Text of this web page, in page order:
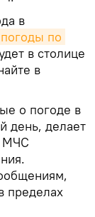
в
по
в столице
в
о погоде в
день, делает
МЧС
пределах